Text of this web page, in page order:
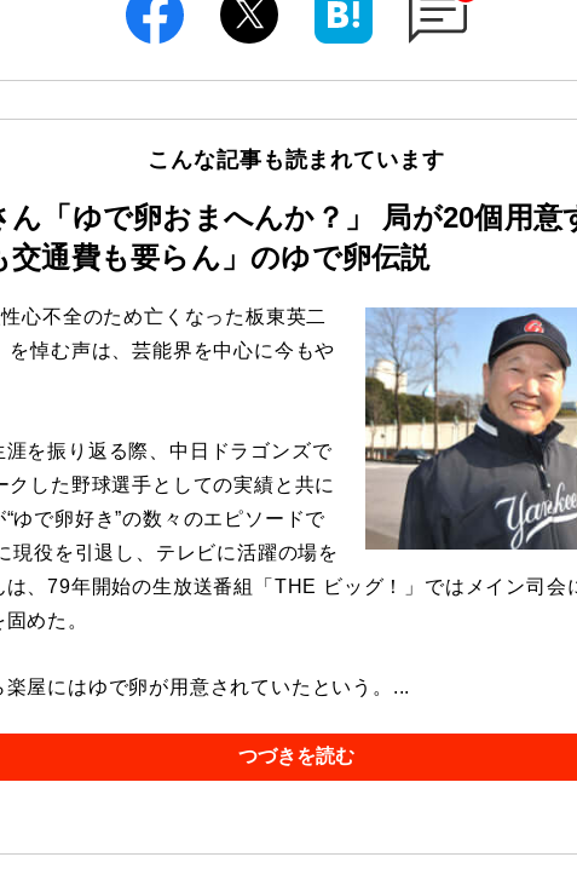
こんな記事も読まれています
ん「ゆで卵おまへんか？」 局が20個用
交通費も要らん」のゆで卵伝説
心不全のため亡くなった板東英二
を悼む声は、芸能界を中心に今もや
を振り返る際、中日ドラゴンズで
クした野球選手としての実績と共に
ゆで卵好き”の数々のエピソードで
現役を引退し、テレビに活躍の場を
は、79年開始の生放送番組「THE ビッグ！」ではメイン司会
めた。
屋にはゆで卵が用意されていたという。...
つづきを読む